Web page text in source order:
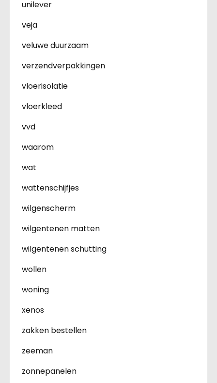
unilever
veja
veluwe duurzaam
verzendverpakkingen
vloerisolatie
vloerkleed
vvd
waarom
wat
wattenschijfjes
wilgenscherm
wilgentenen matten
wilgentenen schutting
wollen
woning
xenos
zakken bestellen
zeeman
zonnepanelen